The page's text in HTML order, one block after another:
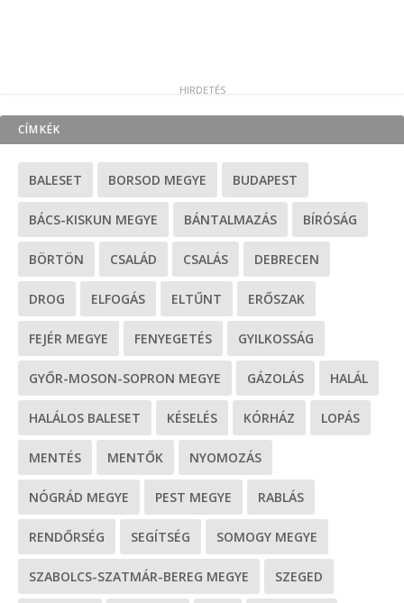
CÍMKÉK
BALESET BORSOD MEGYE BUDAPEST
BÁCS-KISKUN MEGYE BÁNTALMAZÁS BÍRÓSÁG
BÖRTÖN CSALÁD CSALÁS DEBRECEN
DROG ELFOGÁS ELTŰNT ERŐSZAK
FEJÉR MEGYE FENYEGETÉS GYILKOSSÁG
GYŐR-MOSON-SOPRON MEGYE GÁZOLÁS HALÁL
HALÁLOS BALESET KÉSELÉS KÓRHÁZ LOPÁS
MENTÉS MENTŐK NYOMOZÁS
NÓGRÁD MEGYE PEST MEGYE RABLÁS
RENDŐRSÉG SEGÍTSÉG SOMOGY MEGYE
SZABOLCS-SZATMÁR-BEREG MEGYE SZEGED